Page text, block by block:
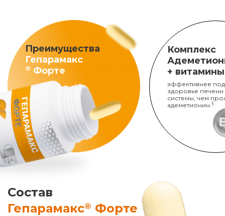
Преимущества
Гепарамакс
® Форте
Комплекс
+
эффективнее
здоровье печени
системы, чем
адеметионин. 5
Состав
Гепарамакс® Форте